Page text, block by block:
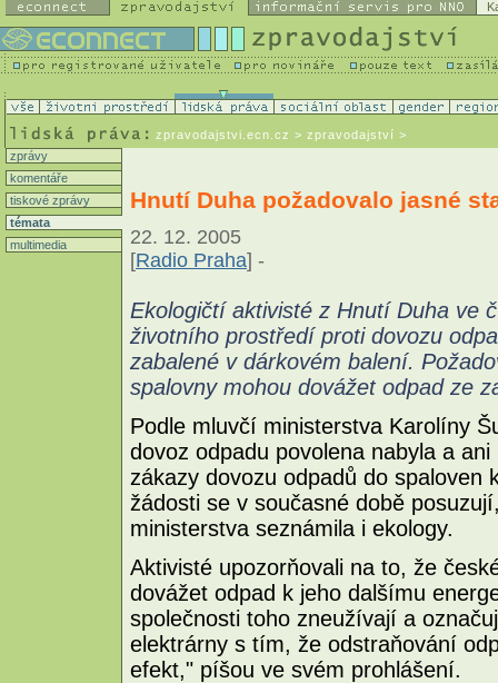
zpravodajstvi.ecn.cz > zpravodajství >
zprávy
komentáře
tiskové zprávy
témata
multimedia
Hnutí Duha požadovalo jasné
22. 12. 2005
[Radio Praha] -
Ekologičtí aktivisté z Hnutí Duha ve
životního prostředí proti dovozu
zabalené v dárkovém balení.
spalovny mohou dovážet odpad ze
Podle mluvčí ministerstva Karolíny
dovoz odpadu povolena nabyla a
zákazy dovozu odpadů do spaloven
žádosti se v současné době
ministerstva seznámila i ekology.
Aktivisté upozorňovali na to, že
dovážet odpad k jeho dalšímu
společnosti toho zneužívají a
elektrárny s tím, že odstraňování
efekt," píšou ve svém prohlášení.